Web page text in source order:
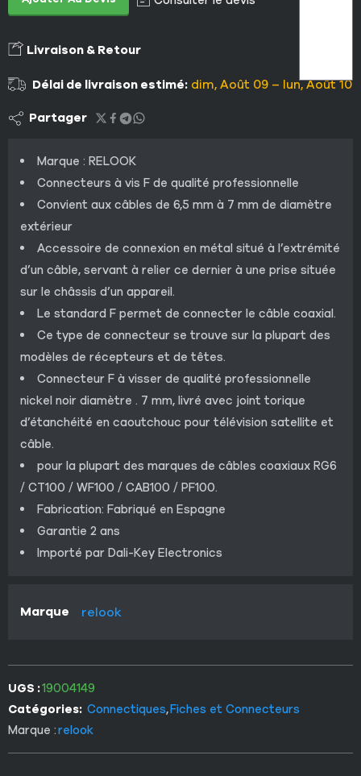
Livraison & Retour
Délai de livraison estimé: dim, Août 09 – lun, Août 10
Partager
Marque : RELOOK
Connecteurs à vis F de qualité professionnelle
Convient aux câbles de 6,5 mm à 7 mm de diamètre
extérieur
Accessoire de connexion en métal situé à l’extrémité
d’un câble, servant à relier ce dernier à une prise située
sur le châssis d’un appareil.
Le standard F permet de connecter le câble coaxial.
Ce type de connecteur se trouve sur la plupart des
modèles de récepteurs et de têtes.
Connecteur F à visser de qualité professionnelle
nickel noir diamètre . 7 mm, livré avec joint torique
d’étanchéité en caoutchouc pour télévision satellite et
câble.
pour la plupart des marques de câbles coaxiaux RG6
/ CT100 / WF100 / CAB100 / PF100.
Fabrication: Fabriqué en Espagne
Garantie 2 ans
Importé par Dali-Key Electronics
Marque relook
UGS :19004149
Catégories: Connectiques,Fiches et Connecteurs
Marque :relook